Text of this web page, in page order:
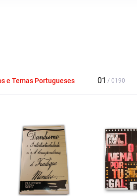
e Temas Portugueses